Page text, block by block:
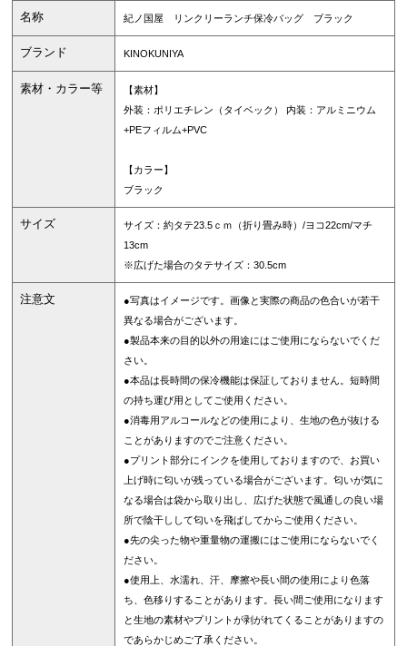
名称 紀ノ国屋 リンクリーランチ保冷バッグ ブラック
ブランド KINOKUNIYA
素材・カラー等
【素材】
外装：ポリエチレン（タイベック） 内装：アルミニウム
+PEフィルム+PVC
【カラー】
ブラック
サイズ
サイズ：約タテ23.5ｃｍ（折り畳み時）/ヨコ22cm/マチ
13cm
※広げた場合のタテサイズ：30.5cm
注意文
●写真はイメージです。画像と実際の商品の色合いが若干
異なる場合がございます。
●製品本来の目的以外の用途にはご使用にならないでくだ
さい。
●本品は長時間の保冷機能は保証しておりません。短時間
の持ち運び用としてご使用ください。
●消毒用アルコールなどの使用により、生地の色が抜ける
ことがありますのでご注意ください。
●プリント部分にインクを使用しておりますので、お買い
上げ時に匂いが残っている場合がございます。匂いが気に
なる場合は袋から取り出し、広げた状態で風通しの良い場
所で陰干しして匂いを飛ばしてからご使用ください。
●先の尖った物や重量物の運搬にはご使用にならないでく
ださい。
●使用上、水濡れ、汗、摩擦や長い間の使用により色落
ち、色移りすることがあります。長い間ご使用になります
と生地の素材やプリントが剥がれてくることがありますの
であらかじめご了承ください。